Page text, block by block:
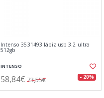
Intenso 3531493 lápiz usb 3.2 ultra
512gb
INTENSO
58,84€ 73,55€ - 20%